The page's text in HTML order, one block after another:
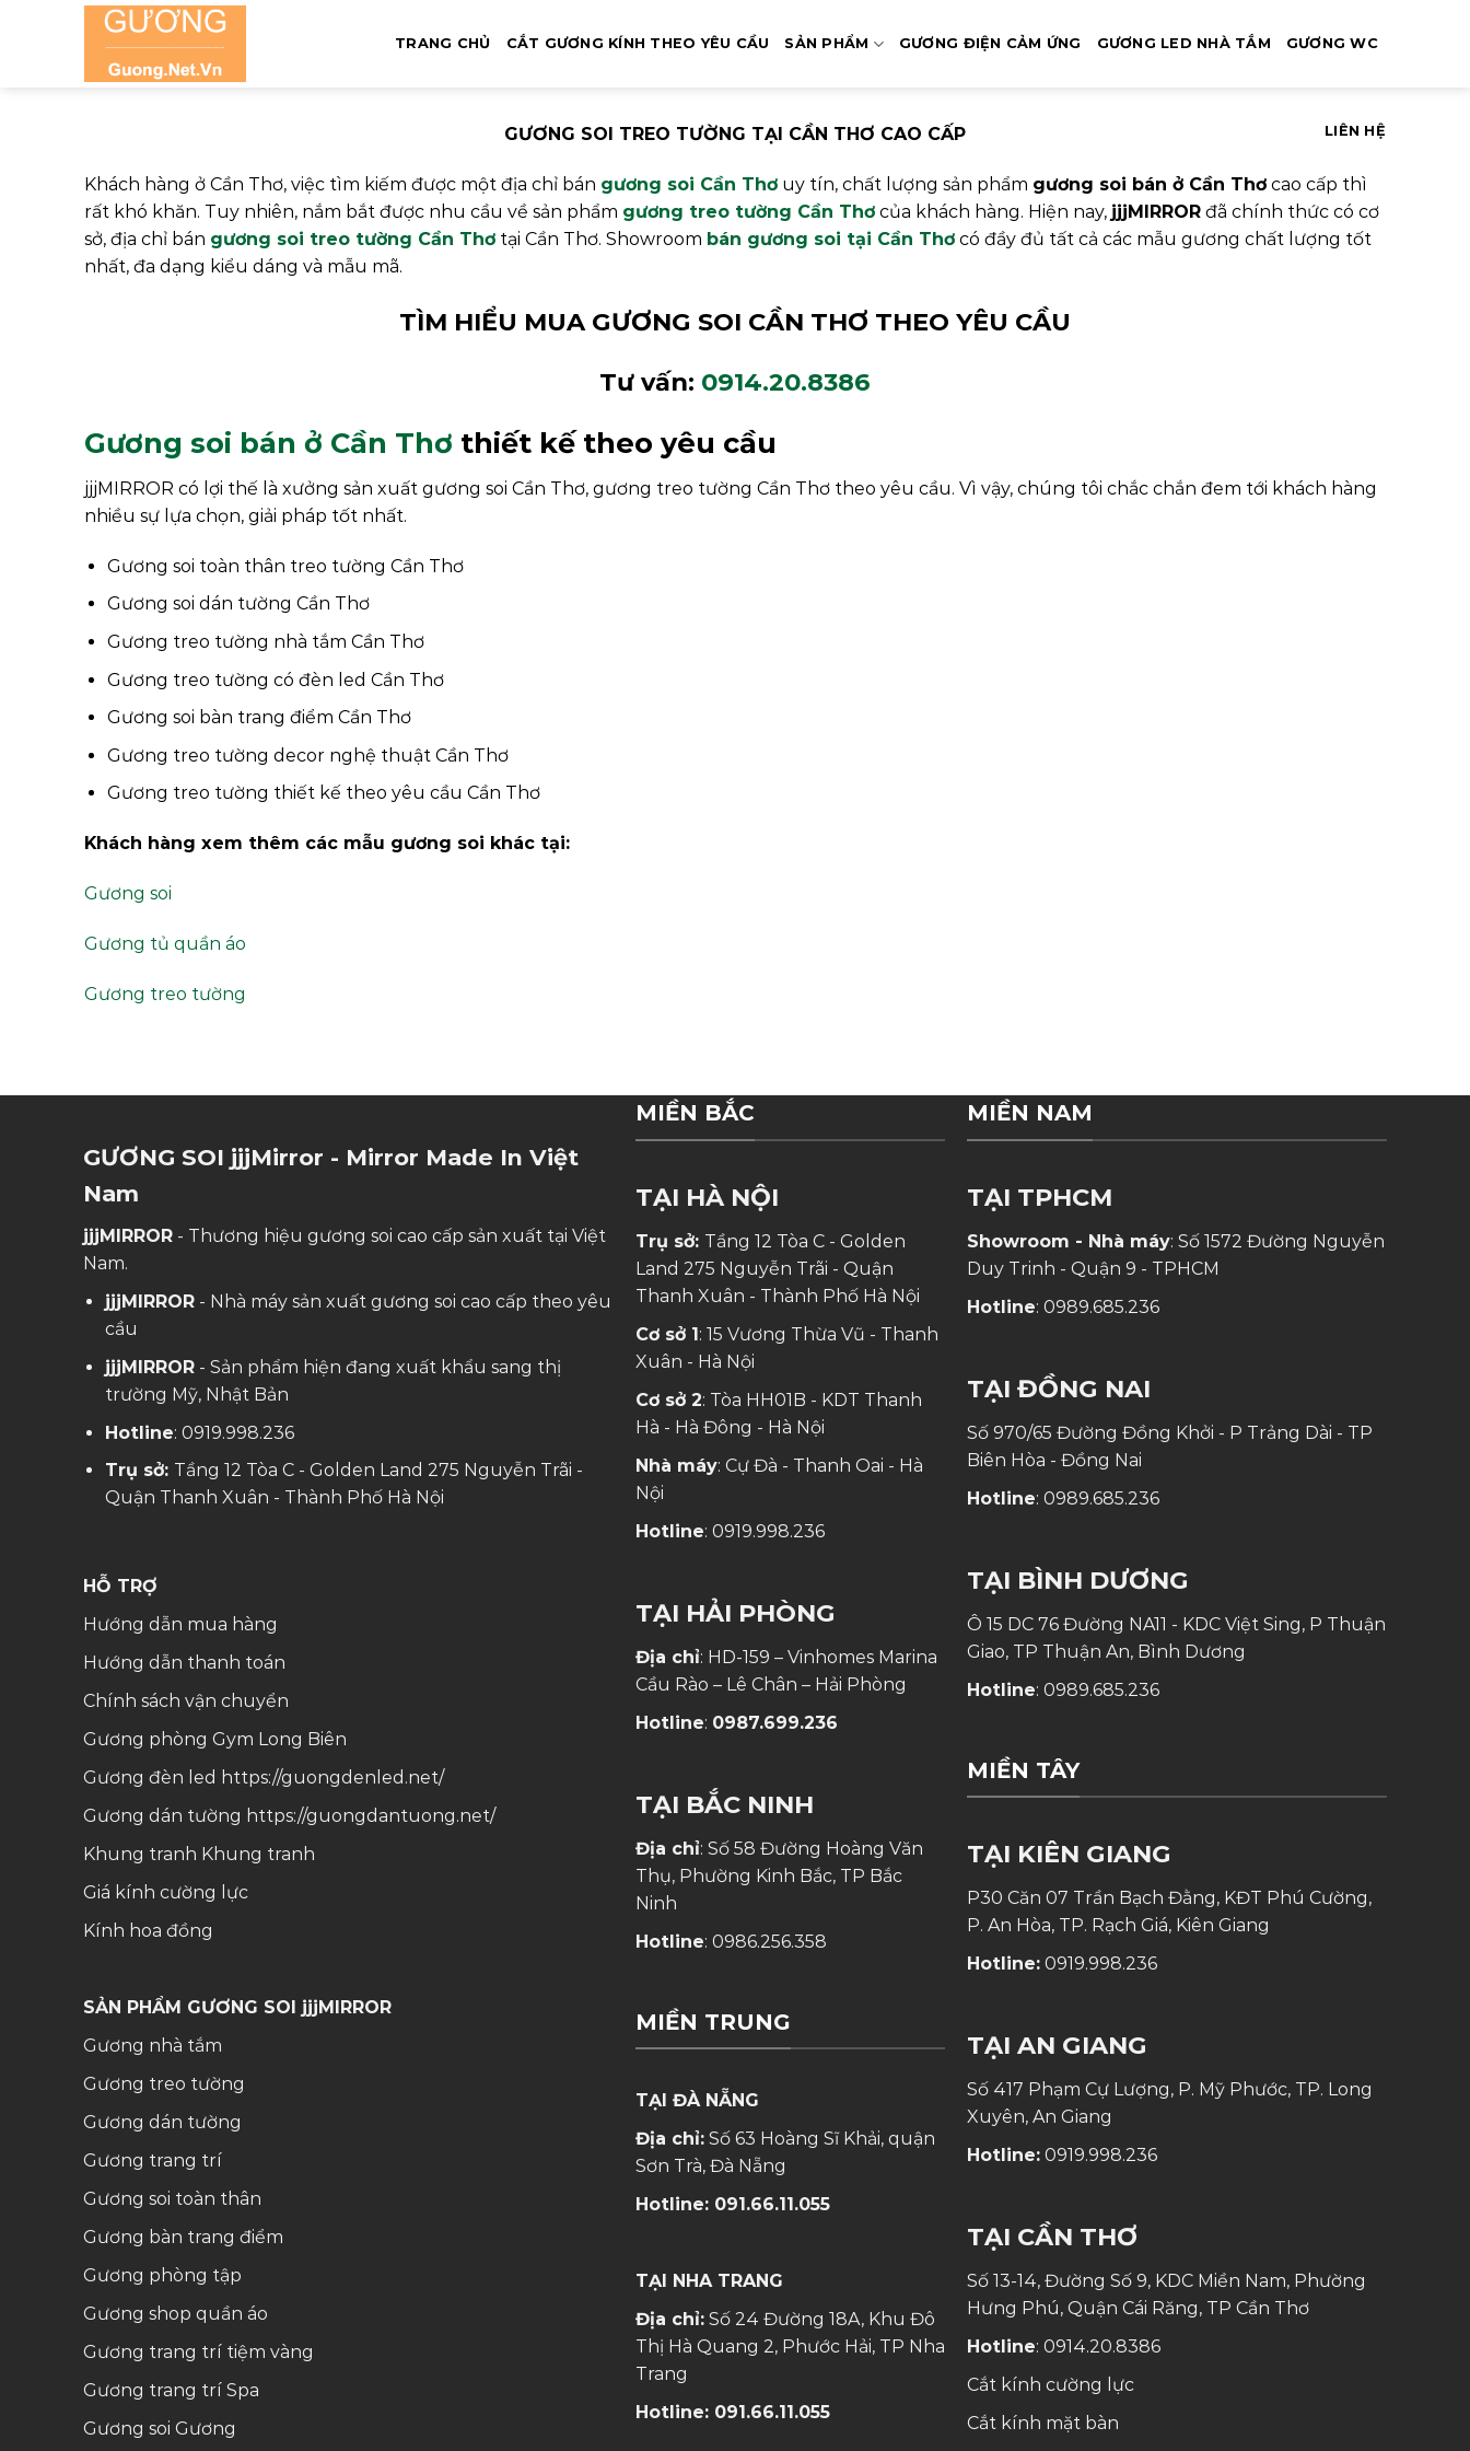
TRANG CHỦ CẮT GƯƠNG KÍNH THEO YÊU CẦU SẢN PHẨM GƯƠNG ĐIỆN CẢM ỨNG GƯƠNG LED NHÀ TẮM GƯƠNG WC
LIÊN HỆ
GƯƠNG SOI TREO TƯỜNG TẠI CẦN THƠ CAO CẤP
Khách hàng ở Cần Thơ, việc tìm kiếm được một địa chỉ bán gương soi Cần Thơ uy tín, chất lượng sản phẩm gương soi bán ở Cần Thơ cao cấp thì
rất khó khăn. Tuy nhiên, nắm bắt được nhu cầu về sản phẩm gương treo tường Cần Thơ của khách hàng. Hiện nay, jjjMIRROR đã chính thức có cơ
sở, địa chỉ bán gương soi treo tường Cần Thơ tại Cần Thơ. Showroom bán gương soi tại Cần Thơ có đầy đủ tất cả các mẫu gương chất lượng tốt
nhất, đa dạng kiểu dáng và mẫu mã.
TÌM HIỂU MUA GƯƠNG SOI CẦN THƠ THEO YÊU CẦU
Tư vấn: 0914.20.8386
Gương soi bán ở Cần Thơ thiết kế theo yêu cầu
jjjMIRROR có lợi thế là xưởng sản xuất gương soi Cần Thơ, gương treo tường Cần Thơ theo yêu cầu. Vì vậy, chúng tôi chắc chắn đem tới khách hàng
nhiều sự lựa chọn, giải pháp tốt nhất.
Gương soi toàn thân treo tường Cần Thơ
Gương soi dán tường Cần Thơ
Gương treo tường nhà tắm Cần Thơ
Gương treo tường có đèn led Cần Thơ
Gương soi bàn trang điểm Cần Thơ
Gương treo tường decor nghệ thuật Cần Thơ
Gương treo tường thiết kế theo yêu cầu Cần Thơ
Khách hàng xem thêm các mẫu gương soi khác tại:
Gương soi
Gương tủ quần áo
Gương treo tường
GƯƠNG SOI jjjMirror - Mirror Made In Việt
Nam
jjjMIRROR- Thương hiệu gương soi cao cấp sản xuất tại Việt
Nam.
jjjMIRROR - Nhà máy sản xuất gương soi cao cấp theo yêu
cầu
jjjMIRROR - Sản phẩm hiện đang xuất khẩu sang thị
trường Mỹ, Nhật Bản
Hotline:0919.998.236
Trụ sở: Tầng 12 Tòa C - Golden Land 275 Nguyễn Trãi -
Quận Thanh Xuân - Thành Phố Hà Nội
HỖ TRỢ
Hướng dẫn mua hàng
Hướng dẫn thanh toán
Chính sách vận chuyển
Gương phòng Gym Long Biên
Gương đèn led https://guongdenled.net/
Gương dán tường https://guongdantuong.net/
Khung tranh Khung tranh
Giá kính cường lực
Kính hoa đồng
SẢN PHẨM GƯƠNG SOI jjjMIRROR
Gương nhà tắm
Gương treo tường
Gương dán tường
Gương trang trí
Gương soi toàn thân
Gương bàn trang điểm
Gương phòng tập
Gương shop quần áo
Gương trang trí tiệm vàng
Gương trang trí Spa
Gương soi Gương
MIỀN BẮC
TẠI HÀ NỘI
Trụ sở: Tầng 12 Tòa C - Golden
Land 275 Nguyễn Trãi - Quận
Thanh Xuân - Thành Phố Hà Nội
Cơ sở 1: 15 Vương Thừa Vũ - Thanh
Xuân - Hà Nội
Cơ sở 2: Tòa HH01B - KDT Thanh
Hà - Hà Đông - Hà Nội
Nhà máy: Cự Đà - Thanh Oai - Hà
Nội
Hotline: 0919.998.236
TẠI HẢI PHÒNG
Địa chỉ: HD-159 – Vinhomes Marina
Cầu Rào – Lê Chân – Hải Phòng
Hotline: 0987.699.236
TẠI BẮC NINH
Địa chỉ: Số 58 Đường Hoàng Văn
Thụ, Phường Kinh Bắc, TP Bắc
Ninh
Hotline: 0986.256.358
MIỀN TRUNG
TẠI ĐÀ NẴNG
Địa chỉ:Số 63 Hoàng Sĩ Khải, quận
Sơn Trà, Đà Nẵng
Hotline: 091.66.11.055
TẠI NHA TRANG
Địa chỉ:Số 24 Đường 18A, Khu Đô
Thị Hà Quang 2, Phước Hải, TP Nha
Trang
Hotline: 091.66.11.055
MIỀN NAM
TẠI TPHCM
Showroom - Nhà máy: Số 1572 Đường Nguyễn
Duy Trinh - Quận 9 - TPHCM
Hotline: 0989.685.236
TẠI ĐỒNG NAI
Số 970/65 Đường Đồng Khởi - P Trảng Dài - TP
Biên Hòa - Đồng Nai
Hotline: 0989.685.236
TẠI BÌNH DƯƠNG
Ô 15 DC 76 Đường NA11 - KDC Việt Sing, P Thuận
Giao, TP Thuận An, Bình Dương
Hotline: 0989.685.236
MIỀN TÂY
TẠI KIÊN GIANG
P30 Căn 07 Trần Bạch Đằng, KĐT Phú Cường,
P. An Hòa, TP. Rạch Giá, Kiên Giang
Hotline: 0919.998.236
TẠI AN GIANG
Số 417 Phạm Cự Lượng, P. Mỹ Phước, TP. Long
Xuyên, An Giang
Hotline: 0919.998.236
TẠI CẦN THƠ
Số 13-14, Đường Số 9, KDC Miền Nam, Phường
Hưng Phú, Quận Cái Răng, TP Cần Thơ
Hotline: 0914.20.8386
Cắt kính cường lực
Cắt kính mặt bàn